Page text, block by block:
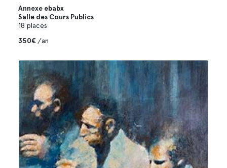
Annexe ebabx
Salle des Cours Publics
18 places
350€ /an